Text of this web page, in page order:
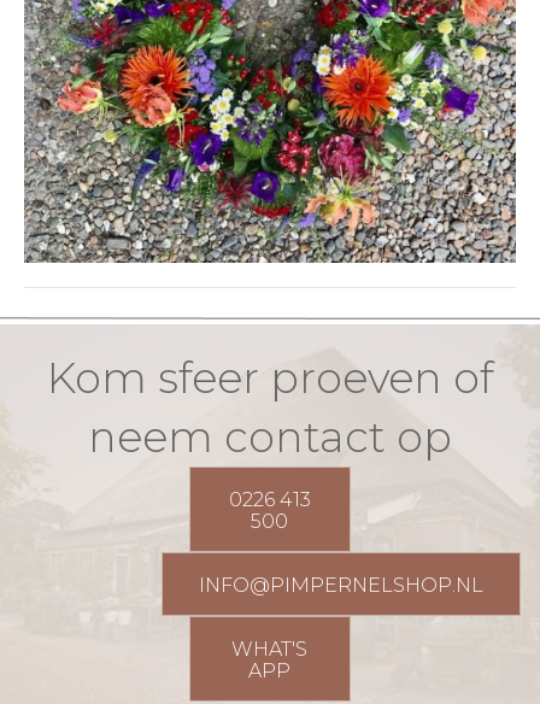
Kom sfeer proeven of
neem contact op
0226 413
500
INFO@PIMPERNELSHOP.NL
WHAT'S
APP